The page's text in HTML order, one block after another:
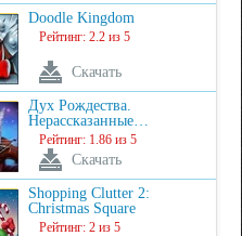
Doodle Kingdom
Рейтинг: 2.2 из 5
Скачать
Дух Рождества.
Нерассказанные…
Рейтинг: 1.86 из 5
Скачать
Shopping Clutter 2:
Christmas Square
Рейтинг: 2 из 5